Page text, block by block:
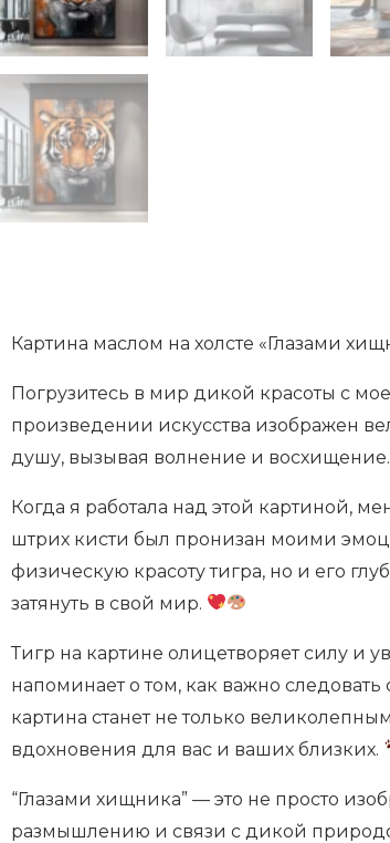
Картина маслом на холсте «Глазами
Погрузитесь в мир дикой красоты с
произведении искусства изображен
душу, вызывая волнение и восхищение.
Когда я работала над этой картиной,
штрих кисти был пронизан моими
физическую красоту тигра, но и его
затянуть в свой мир.
Тигр на картине олицетворяет силу и
напоминает о том, как важно
картина станет не только
вдохновения для вас и ваших близких.
“Глазами хищника” — это не просто
размышлению и связи с дикой